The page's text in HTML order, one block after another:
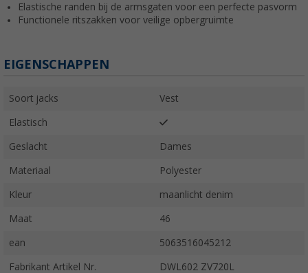
Elastische randen bij de armsgaten voor een perfecte pasvorm
Functionele ritszakken voor veilige opbergruimte
EIGENSCHAPPEN
Soort jacks Vest
Elastisch
Geslacht Dames
Materiaal Polyester
Kleur maanlicht denim
Maat 46
ean 5063516045212
Fabrikant Artikel Nr. DWL602 ZV720L